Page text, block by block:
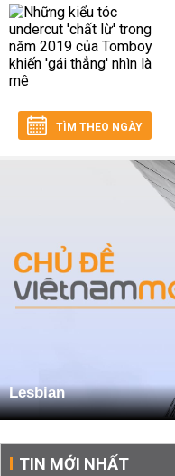
TÌM THEO NGÀY
Lesbian
TIN MỚI NHẤT